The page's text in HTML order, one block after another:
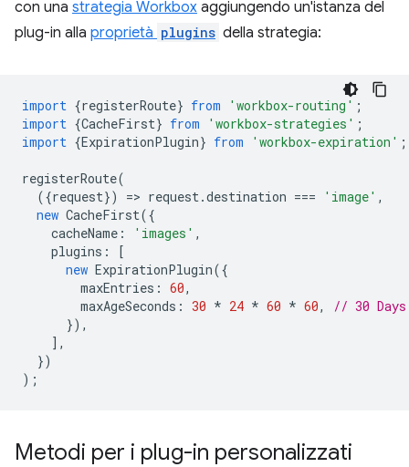
con una strategia Workbox aggiungendo un'istanza del
plug-in alla proprietà plugins della strategia:
import {registerRoute} from 'workbox-routing' ;
import {CacheFirst} from 'workbox-strategies' ;
import {ExpirationPlugin} from 'workbox-expiration' ;
registerRoute(
({request}) => request.destination === 'image' ,
new CacheFirst({
cacheName : 'images' ,
plugins :
[
new ExpirationPlugin({
maxEntries : 60,
maxAgeSeconds : 30 * 24 * 60 * 60,
// 30 Days
}),
],
})
);
Metodi per i plug-in personalizzati